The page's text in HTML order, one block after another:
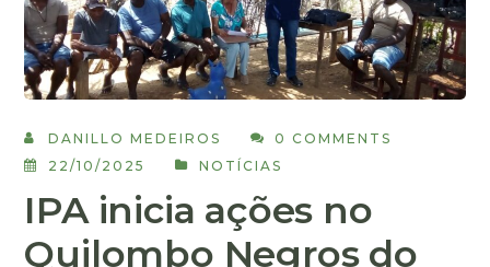
DANILLO MEDEIROS
0 COMMENTS
22/10/2025
NOTÍCIAS
IPA inicia ações no
Quilombo Negros do